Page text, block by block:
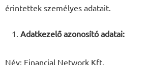
érintettek személyes adatait.
Adatkezelő azonosító adatai:
Név: Financial Network Kft.